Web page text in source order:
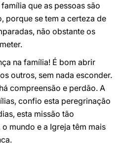
que as pessoas são
porque se tem a certeza de
não obstante os
na família! É bom abrir
outros, sem nada esconder.
compreensão e perdão. A
confio esta peregrinação
esta missão tão
mundo e a Igreja têm mais